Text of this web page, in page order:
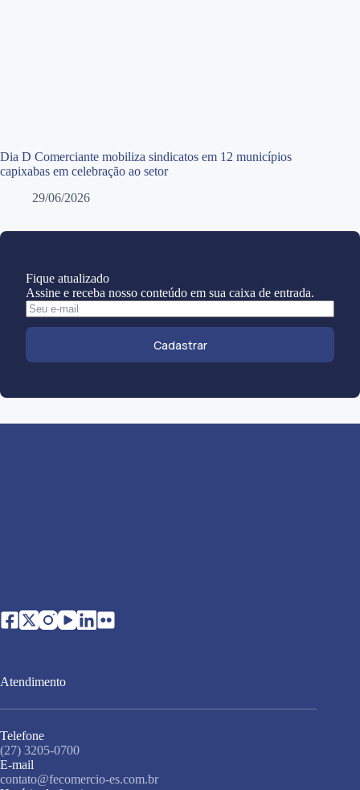
Dia D Comerciante mobiliza sindicatos em 12 municípios
capixabas em celebração ao setor
29/06/2026
Fique atualizado
Assine e receba nosso conteúdo em sua caixa de entrada.
Cadastrar
Atendimento
Telefone
(27) 3205-0700
E-mail
contato@fecomercio-es.com.br